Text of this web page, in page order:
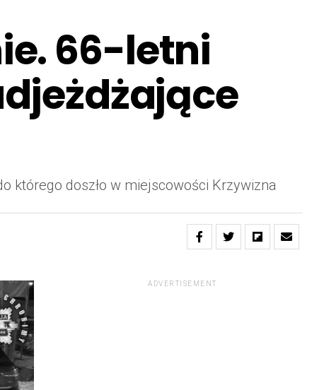
66-letni
którego doszło w miejscowości Krzywizna
ADVERTISEMENT